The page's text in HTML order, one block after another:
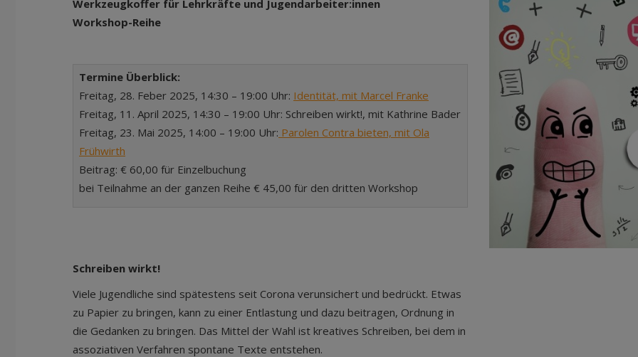
Werkzeugkoffer für Lehrkräfte und Jugendarbeiter:innen
Workshop-Reihe
Termine Überblick:
Freitag, 28. Feber 2025, 14:30 – 19:00 Uhr: Identität, mit Marcel Franke
Freitag, 11. April 2025, 14:30 – 19:00 Uhr: Schreiben wirkt!, mit Kathrine Bader
Freitag, 23. Mai 2025, 14:00 – 19:00 Uhr: Parolen Contra bieten, mit Ola
Frühwirth
Beitrag: € 60,00 für Einzelbuchung
bei Teilnahme an der ganzen Reihe € 45,00 für den dritten Workshop
Schreiben wirkt!
Viele Jugendliche sind spätestens seit Corona verunsichert und bedrückt. Etwas
zu Papier zu bringen, kann zu einer Entlastung und dazu beitragen, Ordnung in
die Gedanken zu bringen. Das Mittel der Wahl ist kreatives Schreiben, bei dem in
assoziativen Verfahren spontane Texte entstehen.